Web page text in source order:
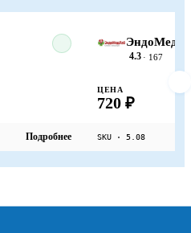
Подробнее
4.3 · 167
ЦЕНА
720 ₽
SKU · 5.08